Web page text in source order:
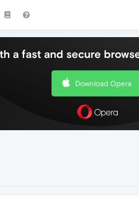
a fast and secure
Download Opera